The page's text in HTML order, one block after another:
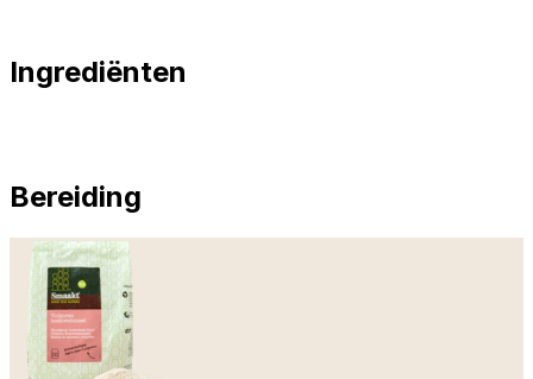
Ingrediënten
Bereiding